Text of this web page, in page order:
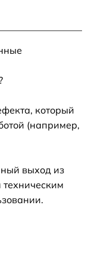
который
(например,
выход из
техническим